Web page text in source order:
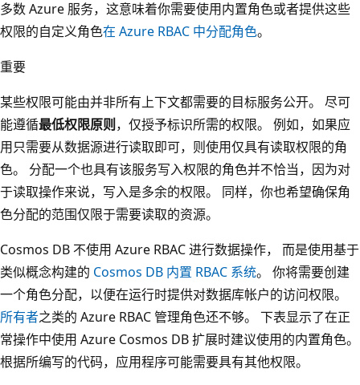
多数 Azure 服务，这意味着你需要使用内置角色或者提供这些
权限的自定义角色在 Azure RBAC 中分配角色。
重要
某些权限可能由并非所有上下文都需要的目标服务公开。 尽可
能遵循最低权限原则，仅授予标识所需的权限。 例如，如果应
用只需要从数据源进行读取即可，则使用仅具有读取权限的角
色。 分配一个也具有该服务写入权限的角色并不恰当，因为对
于读取操作来说，写入是多余的权限。 同样，你也希望确保角
色分配的范围仅限于需要读取的资源。
Cosmos DB 不使用 Azure RBAC 进行数据操作， 而是使用基于
类似概念构建的 Cosmos DB 内置 RBAC 系统。 你将需要创建
一个角色分配，以便在运行时提供对数据库帐户的访问权限。
所有者之类的 Azure RBAC 管理角色还不够。 下表显示了在正
常操作中使用 Azure Cosmos DB 扩展时建议使用的内置角色。
根据所编写的代码，应用程序可能需要具有其他权限。